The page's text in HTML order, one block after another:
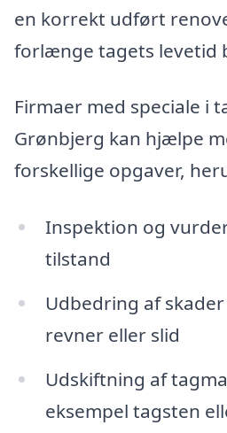
en korrekt udført
forlænge tagets levetid
Firmaer med speciale i
Grønbjerg kan hjælpe
forskellige opgaver,
Inspektion og
tilstand
Udbedring af
revner eller slid
Udskiftning af
eksempel tagsten